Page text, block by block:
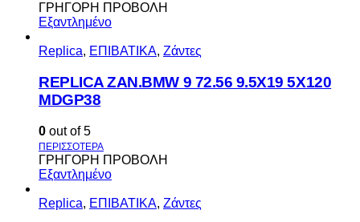
ΓΡΗΓΟΡΗ ΠΡΟΒΟΛΗ
Εξαντλημένο
Replica, ΕΠΙΒΑΤΙΚΑ, Ζάντες
REPLICA ZAN.BMW 9 72.56 9.5X19 5X120
MDGP38
0 out of 5
ΓΡΗΓΟΡΗ ΠΡΟΒΟΛΗ
Εξαντλημένο
Replica, ΕΠΙΒΑΤΙΚΑ, Ζάντες